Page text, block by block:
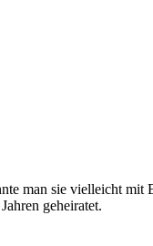
man sie vielleicht
geheiratet.